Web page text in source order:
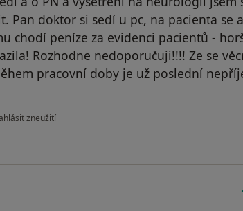
Pan doktor si sedí u pc, na pacienta se
chodí peníze za evidenci pacientů -
Rozhodne nedoporučuji!!!! Ze se
pracovní doby je už poslední
názoru uživatele V Mo
zneužití